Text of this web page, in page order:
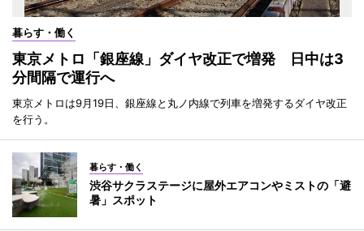
暮らす・働く
東京メトロ「銀座線」ダイヤ改正で増発 日中は3
分間隔で運行へ
東京メトロは9月19日、銀座線と丸ノ内線で列車を増発するダイヤ改正
を行う。
暮らす・働く
渋谷サクラステージに屋外エアコンやミストの「避
暑」スポット